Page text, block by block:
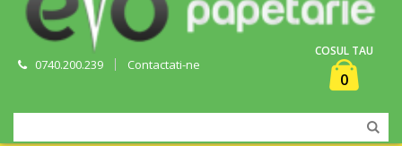
0740.200.239 Contactati-ne
COSUL TAU
0